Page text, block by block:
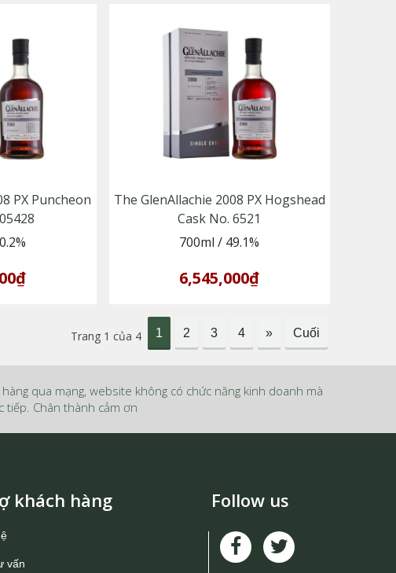
PX Puncheon
The GlenAllachie 2008 PX Hogshead
Cask No. 6521
700ml / 49.1%
6,545,000₫
Trang 1 của 4 1 2 3 4 » Cuối
qua mạng, website không có chức năng kinh doanh mà
tiếp. Chân thành cảm ơn
khách hàng
vấn
Follow us